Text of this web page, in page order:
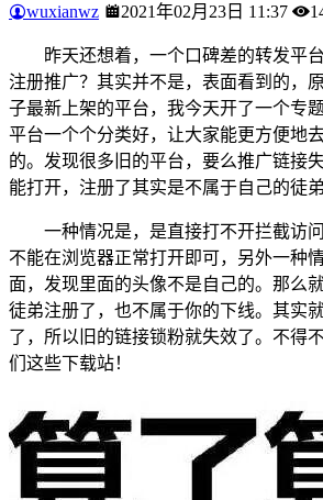
wuxianwz 2021年02月23日 11:37
昨天还想着，一个口碑差的转发平
注册推广？其实并不是，表面看到的，
子最新上架的平台，我今天开了一个专
平台一个个分类好，让大家能更方便地
的。发现很多旧的平台，要么推广链接
能打开，注册了其实是不属于自己的徒弟
一种情况是，是直接打不开拦截访
不能在浏览器正常打开即可，另外一种
面，发现里面的头像不是自己的。那么
徒弟注册了，也不属于你的下线。其实
了，所以旧的链接锁粉就失效了。不得
们这些下载站！